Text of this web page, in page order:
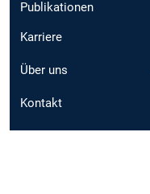
Publikationen
Karriere
Über uns
Kontakt